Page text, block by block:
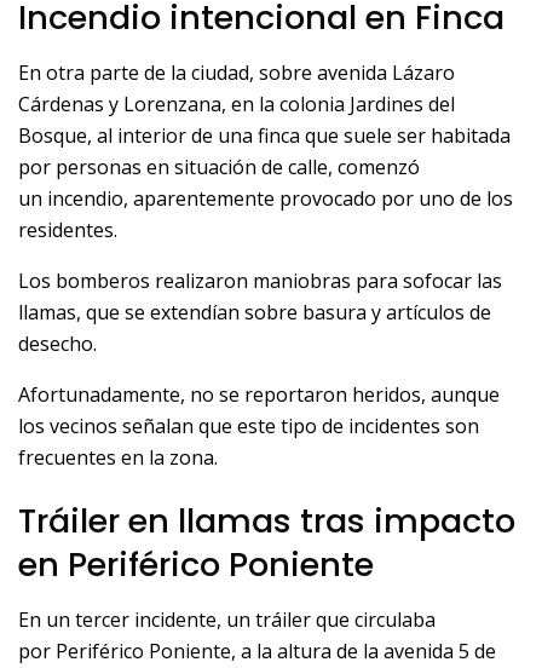
Incendio intencional en Finca
En otra parte de la ciudad, sobre avenida Lázaro
Cárdenas y Lorenzana, en la colonia Jardines del
Bosque, al interior de una finca que suele ser habitada
por personas en situación de calle, comenzó
un incendio, aparentemente provocado por uno de los
residentes.
Los bomberos realizaron maniobras para sofocar las
llamas, que se extendían sobre basura y artículos de
desecho.
Afortunadamente, no se reportaron heridos, aunque
los vecinos señalan que este tipo de incidentes son
frecuentes en la zona.
Tráiler en llamas tras impacto
en Periférico Poniente
En un tercer incidente, un tráiler que circulaba
por Periférico Poniente, a la altura de la avenida 5 de